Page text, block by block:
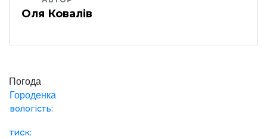
Оля Ковалів
Погода
Городенка
вологість:
тиск: